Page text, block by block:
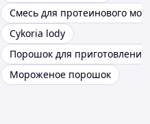
Смесь для протеинового
Cykoria lody
Порошок для
Мороженое порошок